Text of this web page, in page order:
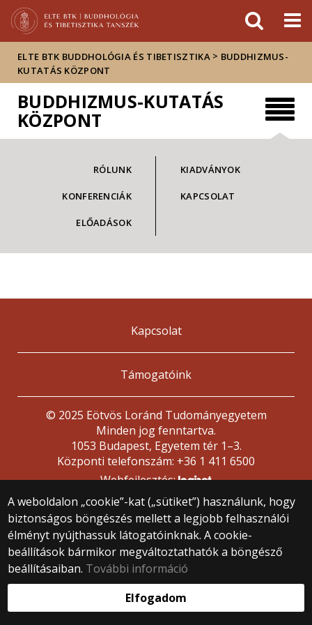
Hírek
Események
ELTE a
sajtóban
ELTE BTK BUDDHOLÓGIA ÉS TIBETISZTIKA > BUDDHIZMUS-
KUTATÁS KÖZPONT
BUDDHIZMUS-KUTATÁS
KÖZPONT
RÓLUNK
KONFERENCIÁK
ELŐADÁSOK
KIADVÁNYOK
KAPCSOLAT
A weboldalon „cookie”-kat („sütiket”) használunk, hogy
biztonságos böngészés mellett a legjobb felhasználói
élményt nyújthassuk látogatóinknak. A cookie-
beállítások bármikor megváltoztathatók a böngésző
beállításaiban. További információ
Elfogadom
Kapcsolat
Támogatóink
© 2025 Eötvös Loránd Tudományegyetem
Minden jog fenntartva.
1053 Budapest, Egyetem tér 1–3.
Központi telefonszám: +36 1 411 6500
Webfejlesztés: